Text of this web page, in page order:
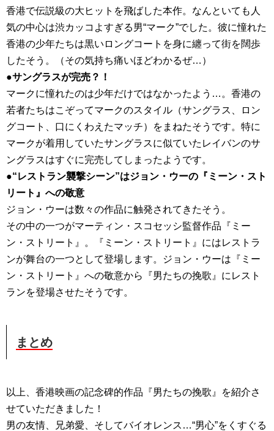
香港で伝説級の大ヒットを飛ばした本作。なんといても人
気の中心は渋カッコよすぎる男“マーク”でした。彼に憧れた
香港の少年たちは黒いロングコートを身に纏って街を闊歩
したそう。（その気持ち痛いほどわかるぜ…）
●サングラスが完売？！
マークに憧れたのは少年だけではなかったよう…。香港の
若者たちはこぞってマークのスタイル（サングラス、ロン
グコート、口にくわえたマッチ）をまねたそうです。特に
マークが着用していたサングラスに似ていたレイバンのサ
ングラスはすぐに完売してしまったようです。
●“レストラン襲撃シーン”はジョン・ウーの『ミーン・スト
リート』への敬意
ジョン・ウーは数々の作品に触発されてきたそう。
その中の一つがマーティン・スコセッシ監督作品『ミー
ン・ストリート』。『ミーン・ストリート』にはレストラ
ンが舞台の一つとして登場します。ジョン・ウーは『ミー
ン・ストリート』への敬意から『男たちの挽歌』にレスト
ランを登場させたそうです。
まとめ
以上、香港映画の記念碑的作品『男たちの挽歌』を紹介さ
せていただきました！
男の友情、兄弟愛、そしてバイオレンス…“男心”をくすぐる